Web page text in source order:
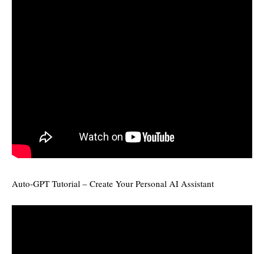
Auto-GPT Tutorial – Create Your Personal AI Assistant